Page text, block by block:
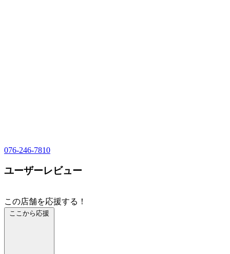
076-246-7810
ユーザーレビュー
この店舗を応援する！
ここから応援